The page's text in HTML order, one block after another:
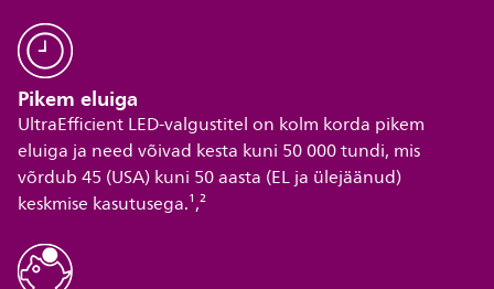
Pikem eluiga
UltraEfficient LED-valgustitel on kolm korda pikem
eluiga ja need võivad kesta kuni 50 000 tundi, mis
võrdub 45 (USA) kuni 50 aasta (EL ja ülejäänud)
keskmise kasutusega.¹,²